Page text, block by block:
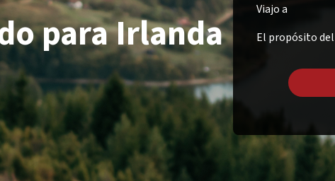
Viajo a
El propósito del
para Irlanda